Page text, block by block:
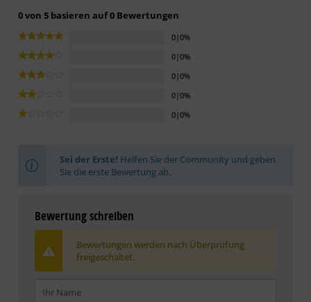
0 von 5 basieren auf 0 Bewertungen
0|0%
0|0%
0|0%
0|0%
0|0%
Sei der Erste! Helfen Sie der Community und geben
Sie die erste Bewertung ab.
Bewertung schreiben
Bewertungen werden nach Überprüfung
freigeschaltet.